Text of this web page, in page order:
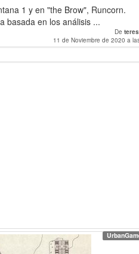
1 y en "the Brow", Runcorn.
basada en los análisis ...
De
11 de Noviembre de 2020 a